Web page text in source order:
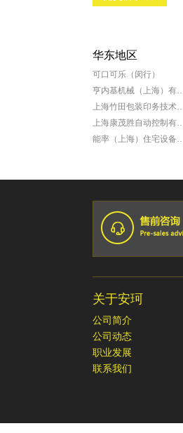
华东地区
可口可乐（闵行）
亨内基机械（上
上海竹田包装印务
上海康茂胜自动
能率（上海）住宅
宁波兴业盛泰集
南京星乔威泰克汽车零部件有限公司
苏州众捷汽车零
关于安珂
公司简介
公司动态
职业发展
联系我们